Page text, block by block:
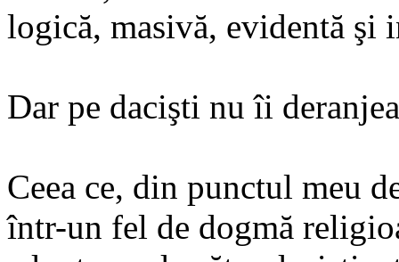
logică, masivă, evidentă şi
Dar pe dacişti nu îi
Ceea ce, din punctul meu
într-un fel de dogmă